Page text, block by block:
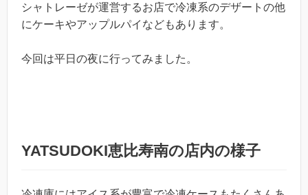
シャトレーゼが運営するお店で冷凍系のデザートの他
にケーキやアップルパイなどもあります。
今回は平日の夜に行ってみました。
YATSUDOKI恵比寿南の店内の様子